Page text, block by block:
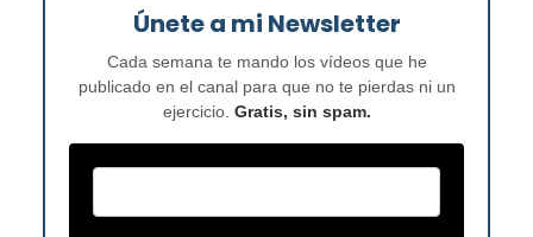
Únete a mi Newsletter
Cada semana te mando los vídeos que he
publicado en el canal para que no te pierdas ni un
ejercicio. Gratis, sin spam.